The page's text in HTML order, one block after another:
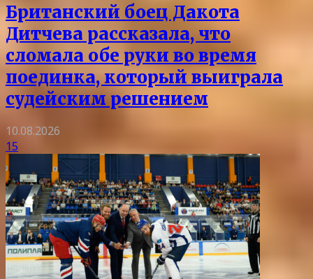
Британский боец Дакота
Дитчева рассказала, что
сломала обе руки во время
поединка, который выиграла
судейским решением
10.08.2026
15